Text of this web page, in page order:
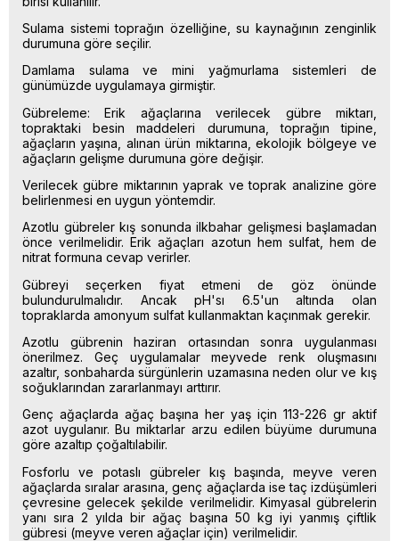
Sulama sistemi toprağın özelliğine, su kaynağının zenginlik
durumuna göre seçilir.
Damlama sulama ve mini yağmurlama sistemleri de
günümüzde uygulamaya girmiştir.
Gübreleme: Erik ağaçlarına verilecek gübre miktarı,
topraktaki besin maddeleri durumuna, toprağın tipine,
ağaçların yaşına, alınan ürün miktarına, ekolojik bölgeye ve
ağaçların gelişme durumuna göre değişir.
Verilecek gübre miktarının yaprak ve toprak analizine göre
belirlenmesi en uygun yöntemdir.
Azotlu gübreler kış sonunda ilkbahar gelişmesi başlamadan
önce verilmelidir. Erik ağaçları azotun hem sulfat, hem de
nitrat formuna cevap verirler.
Gübreyi seçerken fiyat etmeni de göz önünde
bulundurulmalıdır. Ancak pH'sı 6.5'un altında olan
topraklarda amonyum sulfat kullanmaktan kaçınmak gerekir.
Azotlu gübrenin haziran ortasından sonra uygulanması
önerilmez. Geç uygulamalar meyvede renk oluşmasını
azaltır, sonbaharda sürgünlerin uzamasına neden olur ve kış
soğuklarından zararlanmayı arttırır.
Genç ağaçlarda ağaç başına her yaş için 113-226 gr aktif
azot uygulanır. Bu miktarlar arzu edilen büyüme durumuna
göre azaltıp çoğaltılabilir.
Fosforlu ve potaslı gübreler kış başında, meyve veren
ağaçlarda sıralar arasına, genç ağaçlarda ise taç izdüşümleri
çevresine gelecek şekilde verilmelidir. Kimyasal gübrelerin
yanı sıra 2 yılda bir ağaç başına 50 kg iyi yanmış çiftlik
gübresi (meyve veren ağaçlar için) verilmelidir.